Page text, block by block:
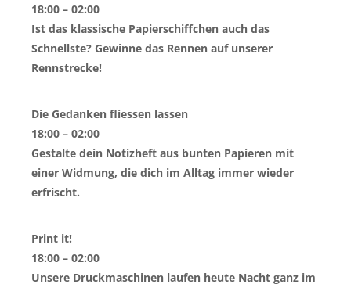
18:00 – 02:00
Ist das klassische Papierschiffchen auch das
Schnellste? Gewinne das Rennen auf unserer
Rennstrecke!
Die Gedanken fliessen lassen
18:00 – 02:00
Gestalte dein Notizheft aus bunten Papieren mit
einer Widmung, die dich im Alltag immer wieder
erfrischt.
Print it!
18:00 – 02:00
Unsere Druckmaschinen laufen heute Nacht ganz im